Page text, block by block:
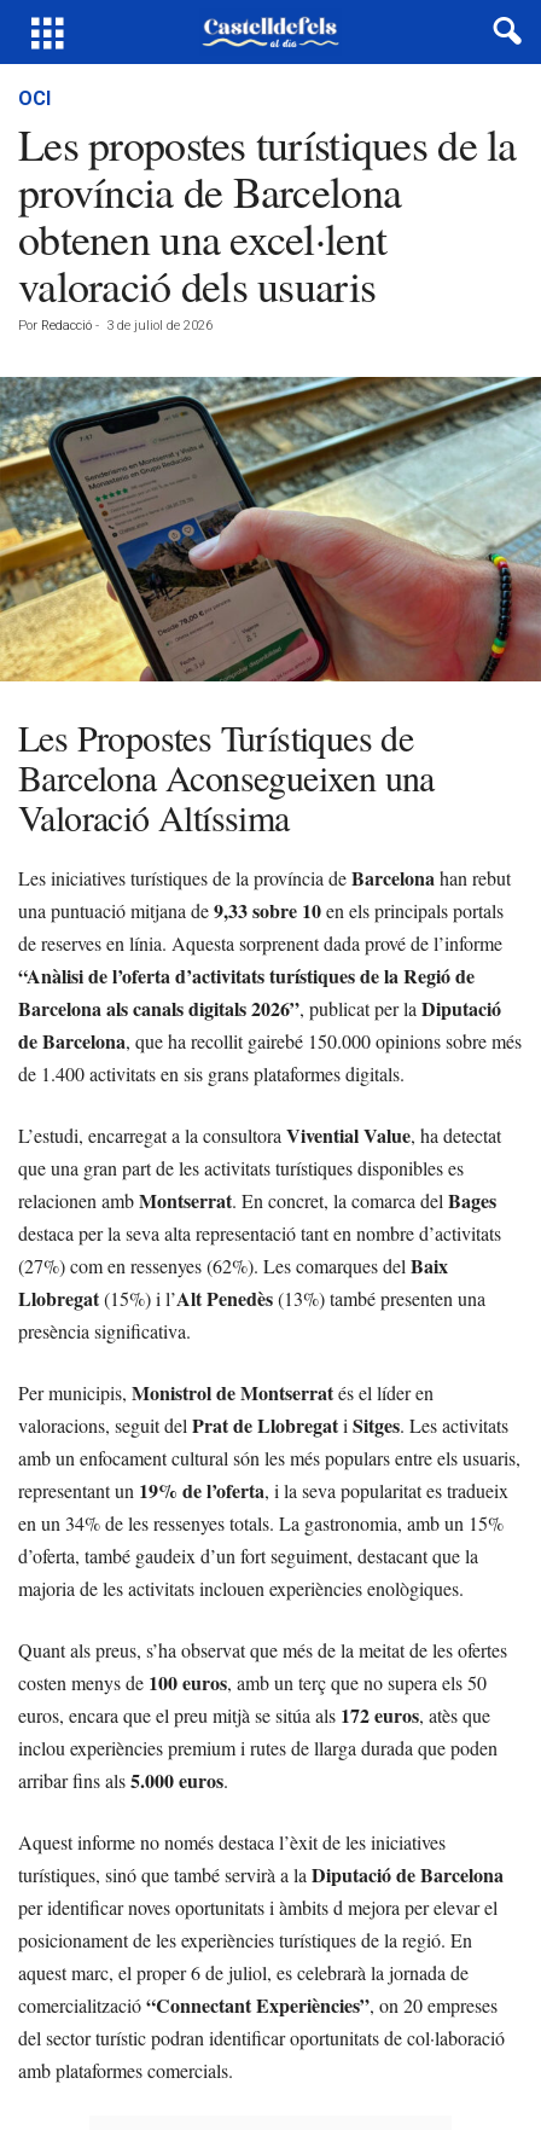
OCI
Les propostes turístiques de la
província de Barcelona
obtenen una excel·lent
valoració dels usuaris
Por Redacció - 3 de juliol de 2026
Les Propostes Turístiques de
Barcelona Aconsegueixen una
Valoració Altíssima
Les iniciatives turístiques de la província deBarcelonahan rebut
una puntuació mitjana de9,33 sobre 10en els principals portals
de reserves en línia. Aquesta sorprenent dada prové de l’informe
“Anàlisi de l’oferta d’activitats turístiques de la Regió de
Barcelona als canals digitals 2026”, publicat per la Diputació
de Barcelona, que ha recollit gairebé 150.000 opinions sobre més
de 1.400 activitats en sis grans plataformes digitals.
L’estudi, encarregat a la consultora Vivential Value, ha detectat
que una gran part de les activitats turístiques disponibles es
relacionen ambMontserrat. En concret, la comarca del Bages
destaca per la seva alta representació tant en nombre d’activitats
(27%) com en ressenyes (62%). Les comarques del Baix
Llobregat(15%) i l’Alt Penedès(13%) també presenten una
presència significativa.
Per municipis, Monistrol de Montserratés el líder en
valoracions, seguit del Prat de Llobregati Sitges. Les activitats
amb un enfocament cultural són les més populars entre els usuaris,
representant un 19% de l’oferta, i la seva popularitat es tradueix
en un 34% de les ressenyes totals. La gastronomia, amb un 15%
d’oferta, també gaudeix d’un fort seguiment, destacant que la
majoria de les activitats inclouen experiències enològiques.
Quant als preus, s’ha observat que més de la meitat de les ofertes
costen menys de 100 euros, amb un terç que no supera els 50
euros, encara que el preu mitjà se sitúa als 172 euros, atès que
inclou experiències premium i rutes de llarga durada que poden
arribar fins als5.000 euros.
Aquest informe no només destaca l’èxit de les iniciatives
turístiques, sinó que també servirà a la Diputació de Barcelona
per identificar noves oportunitats i àmbits d mejora per elevar el
posicionament de les experiències turístiques de la regió. En
aquest marc, el proper 6 de juliol, es celebrarà la jornada de
comercialització“Connectant Experiències”, on 20 empreses
del sector turístic podran identificar oportunitats de col·laboració
amb plataformes comercials.